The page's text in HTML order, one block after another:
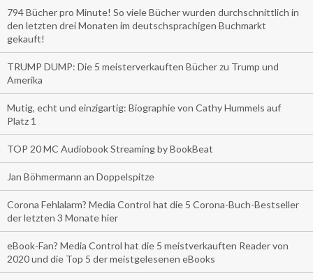
794 Bücher pro Minute! So viele Bücher wurden durchschnittlich in
den letzten drei Monaten im deutschsprachigen Buchmarkt
gekauft!
TRUMP DUMP: Die 5 meisterverkauften Bücher zu Trump und
Amerika
Mutig, echt und einzigartig: Biographie von Cathy Hummels auf
Platz 1
TOP 20 MC Audiobook Streaming by BookBeat
Jan Böhmermann an Doppelspitze
Corona Fehlalarm? Media Control hat die 5 Corona-Buch-Bestseller
der letzten 3 Monate hier
eBook-Fan? Media Control hat die 5 meistverkauften Reader von
2020 und die Top 5 der meistgelesenen eBooks